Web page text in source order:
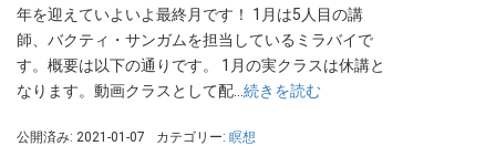
年を迎えていよいよ最終月です！ 1月は5人目の講
師、バクティ・サンガムを担当しているミラバイで
す。概要は以下の通りです。 1月の実クラスは休講と
なります。動画クラスとして配… 続きを読む
公開済み: 2021-01-07 カテゴリー: 瞑想